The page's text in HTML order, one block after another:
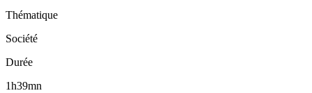
Thématique
Société
Durée
1h39mn